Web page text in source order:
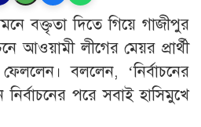
বক্তৃতা দিতে গিয়ে গাজীপুর
আওয়ামী লীগের মেয়র প্রার্থী
বললেন, ‘নির্বাচনের
পরে সবাই হাসিমুখে